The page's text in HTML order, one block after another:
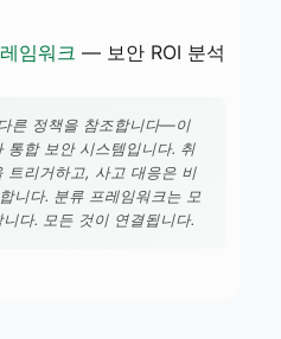
임워크 — 보안 ROI 분석
른 정책을 참조합니다—이
통합 보안 시스템입니다. 취
트리거하고, 사고 대응은 비
니다. 분류 프레임워크는 모
다. 모든 것이 연결됩니다.